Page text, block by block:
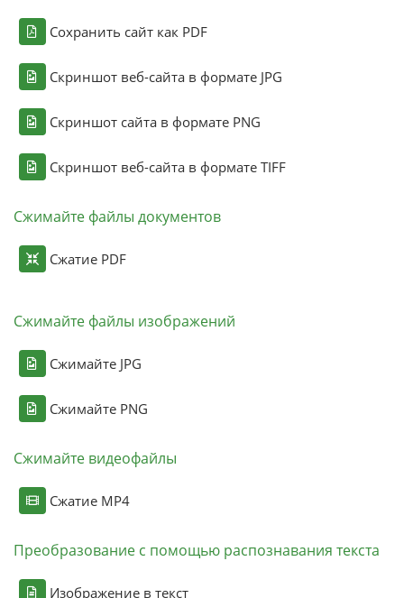
Сохранить сайт как PDF
Скриншот веб-сайта в формате JPG
Скриншот сайта в формате PNG
Скриншот веб-сайта в формате TIFF
Сжимайте файлы документов
Сжатие PDF
Сжимайте файлы изображений
Сжимайте JPG
Сжимайте PNG
Сжимайте видеофайлы
Сжатие MP4
Преобразование с помощью распознавания текста
Изображение в текст